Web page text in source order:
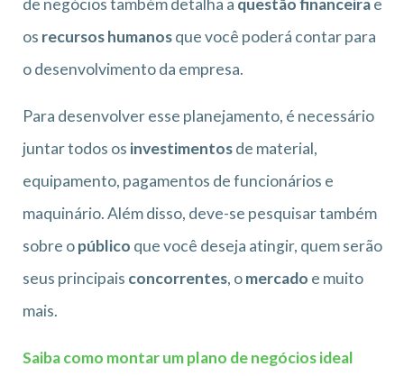
de negócios também detalha a questão financeirae
os recursos humanosque você poderá contar para
o desenvolvimento da empresa.
Para desenvolver esse planejamento, é necessário
juntar todos os investimentosde material,
equipamento, pagamentos de funcionários e
maquinário. Além disso, deve-se pesquisar também
sobre opúblico que você deseja atingir, quem serão
seus principais concorrentes, omercado e muito
mais.
Saiba como montar um plano de negócios ideal